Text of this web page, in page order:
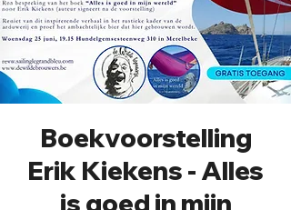
Boekvoorstelling
Erik Kiekens - Alles
is goed in mijn